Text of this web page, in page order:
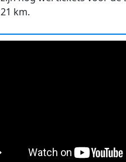
21 km.